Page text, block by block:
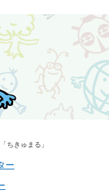
「ちきゅまる」